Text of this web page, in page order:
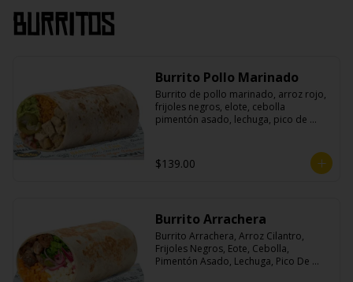
Burritos
Burrito Pollo Marinado
Burrito de pollo marinado, arroz rojo,
frijoles negros, elote, cebolla
pimentón asado, lechuga, pico de
$139.00
Burrito Arrachera
Burrito Arrachera, Arroz Cilantro,
Frijoles Negros, Eote, Cebolla,
Pimentón Asado, Lechuga, Pico De